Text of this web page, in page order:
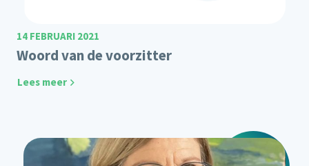
14 FEBRUARI 2021
Woord van de voorzitter
Lees meer